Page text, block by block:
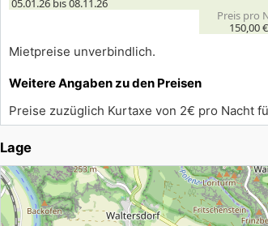
05.01.26 bis 08.11.26
Preis pro
150,00
Mietpreise unverbindlich.
Weitere Angaben zu den Preisen
Preise zuzüglich Kurtaxe von 2€ pro Nacht
Lage
Lade Lageplan